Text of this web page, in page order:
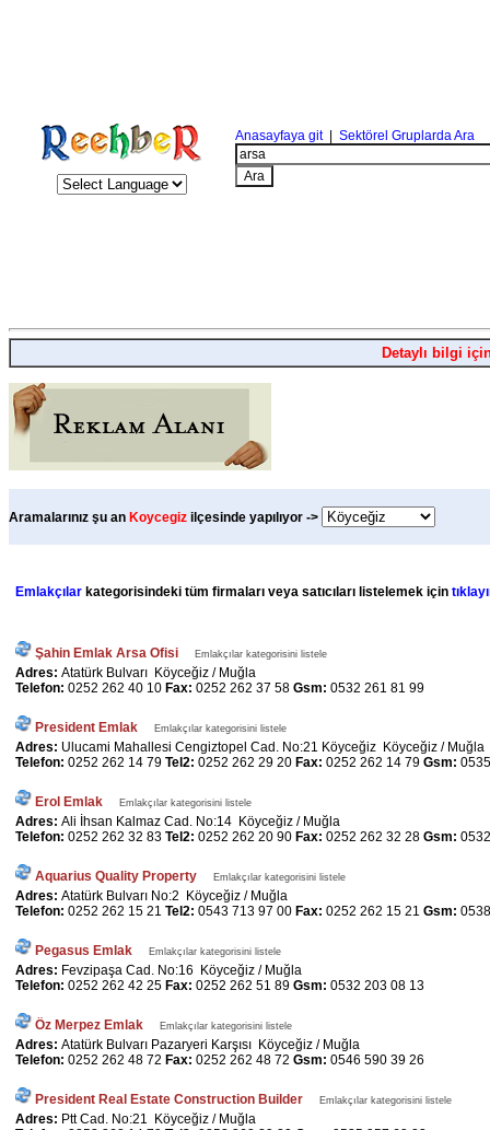
Anasayfaya git| Sektörel Gruplarda Ara
Detaylı bilgi
Aramalarınız şu an Koycegiz ilçesinde yapılıyor ->
Emlakçılar kategorisindeki tüm firmaları veya satıcıları listelemek için
Şahin Emlak Arsa Ofisi Emlakçılar kategorisini listele
Adres: Atatürk Bulvarı Köyceğiz / Muğla
Telefon: 0252 262 40 10 Fax: 0252 262 37 58 Gsm: 0532 261 81 99
President Emlak Emlakçılar kategorisini listele
Adres: Ulucami Mahallesi Cengiztopel Cad. No:21 Köyceğiz Köyceğiz / Muğla
Telefon: 0252 262 14 79 Tel2: 0252 262 29 20 Fax: 0252 262 14 79 Gsm:
Erol Emlak Emlakçılar kategorisini listele
Adres: Ali İhsan Kalmaz Cad. No:14 Köyceğiz / Muğla
Telefon: 0252 262 32 83 Tel2: 0252 262 20 90 Fax: 0252 262 32 28 Gsm:
Aquarius Quality Property Emlakçılar kategorisini listele
Adres: Atatürk Bulvarı No:2 Köyceğiz / Muğla
Telefon: 0252 262 15 21 Tel2: 0543 713 97 00 Fax: 0252 262 15 21 Gsm:
Pegasus Emlak Emlakçılar kategorisini listele
Adres: Fevzipaşa Cad. No:16 Köyceğiz / Muğla
Telefon: 0252 262 42 25 Fax: 0252 262 51 89 Gsm: 0532 203 08 13
Öz Merpez Emlak Emlakçılar kategorisini listele
Adres: Atatürk Bulvarı Pazaryeri Karşısı Köyceğiz / Muğla
Telefon: 0252 262 48 72 Fax: 0252 262 48 72 Gsm: 0546 590 39 26
President Real Estate Construction Builder Emlakçılar kategorisini listele
Adres: Ptt Cad. No:21 Köyceğiz / Muğla